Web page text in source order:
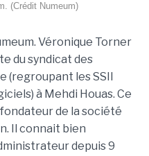
(Crédit Numeum)
Véronique Torner
du syndicat des
(regroupant les SSII
à Mehdi Houas. Ce
de la société
Il connait bien
depuis 9